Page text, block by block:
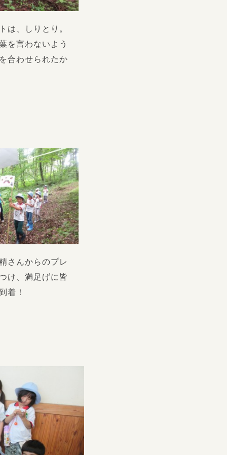
は、しりとり。
を言わないよう
合わせられたか
さんからのプレ
け、満足げに皆
着！